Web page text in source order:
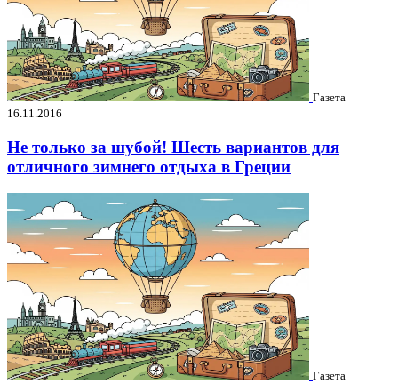
Газета
16.11.2016
Не только за шубой! Шесть вариантов для
отличного зимнего отдыха в Греции
Газета